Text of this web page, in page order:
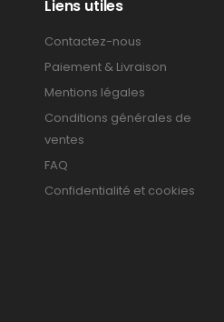
Liens utiles
Contactez-nous
Paiement & Livraison
Mentions légales
Conditions générales de
ventes
FAQ
Confidentialité et cookies